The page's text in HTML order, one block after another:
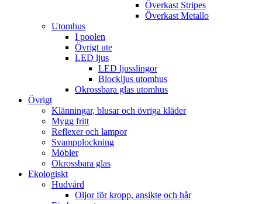
Överkast Stripes
Överkast Metallo
Utomhus
I poolen
Övrigt ute
LED ljus
LED ljusslingor
Blockljus utomhus
Okrossbara glas utomhus
Övrigt
Klänningar, blusar och övriga kläder
Mygg fritt
Reflexer och lampor
Svampplockning
Möbler
Okrossbara glas
Ekologiskt
Hudvård
Oljor för kropp, ansikte och hår